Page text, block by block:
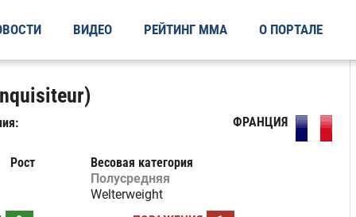
ВИДЕО РЕЙТИНГ ММА О ПОРТАЛЕ
ФРАНЦИЯ
Рост
Весовая категория
Полусредняя
Welterweight